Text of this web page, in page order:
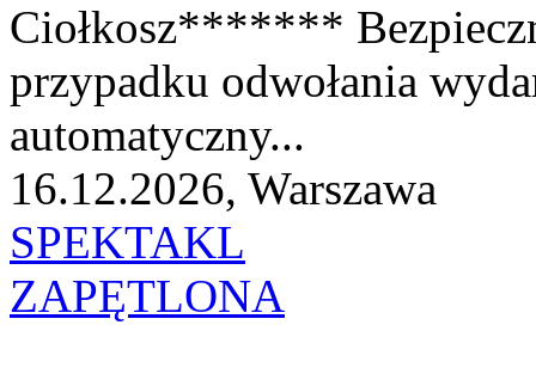
Ciołkosz*******
przypadku odwołania
automatyczny...
16.12.2026, Warszawa
SPEKTAKL
ZAPĘTLONA